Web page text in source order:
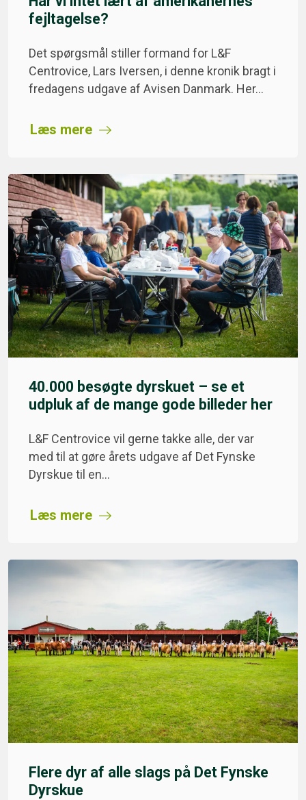
fejltagelse?
Det spørgsmål stiller formand for L&F
Centrovice, Lars Iversen, i denne kronik bragt i
fredagens udgave af Avisen Danmark. Her…
Læs mere
40.000 besøgte dyrskuet – se et
udpluk af de mange gode billeder her
L&F Centrovice vil gerne takke alle, der var
med til at gøre årets udgave af Det Fynske
Dyrskue til en…
Læs mere
Flere dyr af alle slags på Det Fynske
Dyrskue